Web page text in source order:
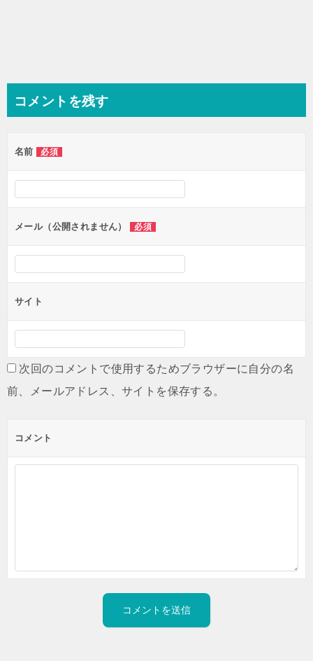
コメントを残す
名前 必須
メール（公開されません） 必須
サイト
次回のコメントで使用するためブラウザーに自分の名
前、メールアドレス、サイトを保存する。
コメント